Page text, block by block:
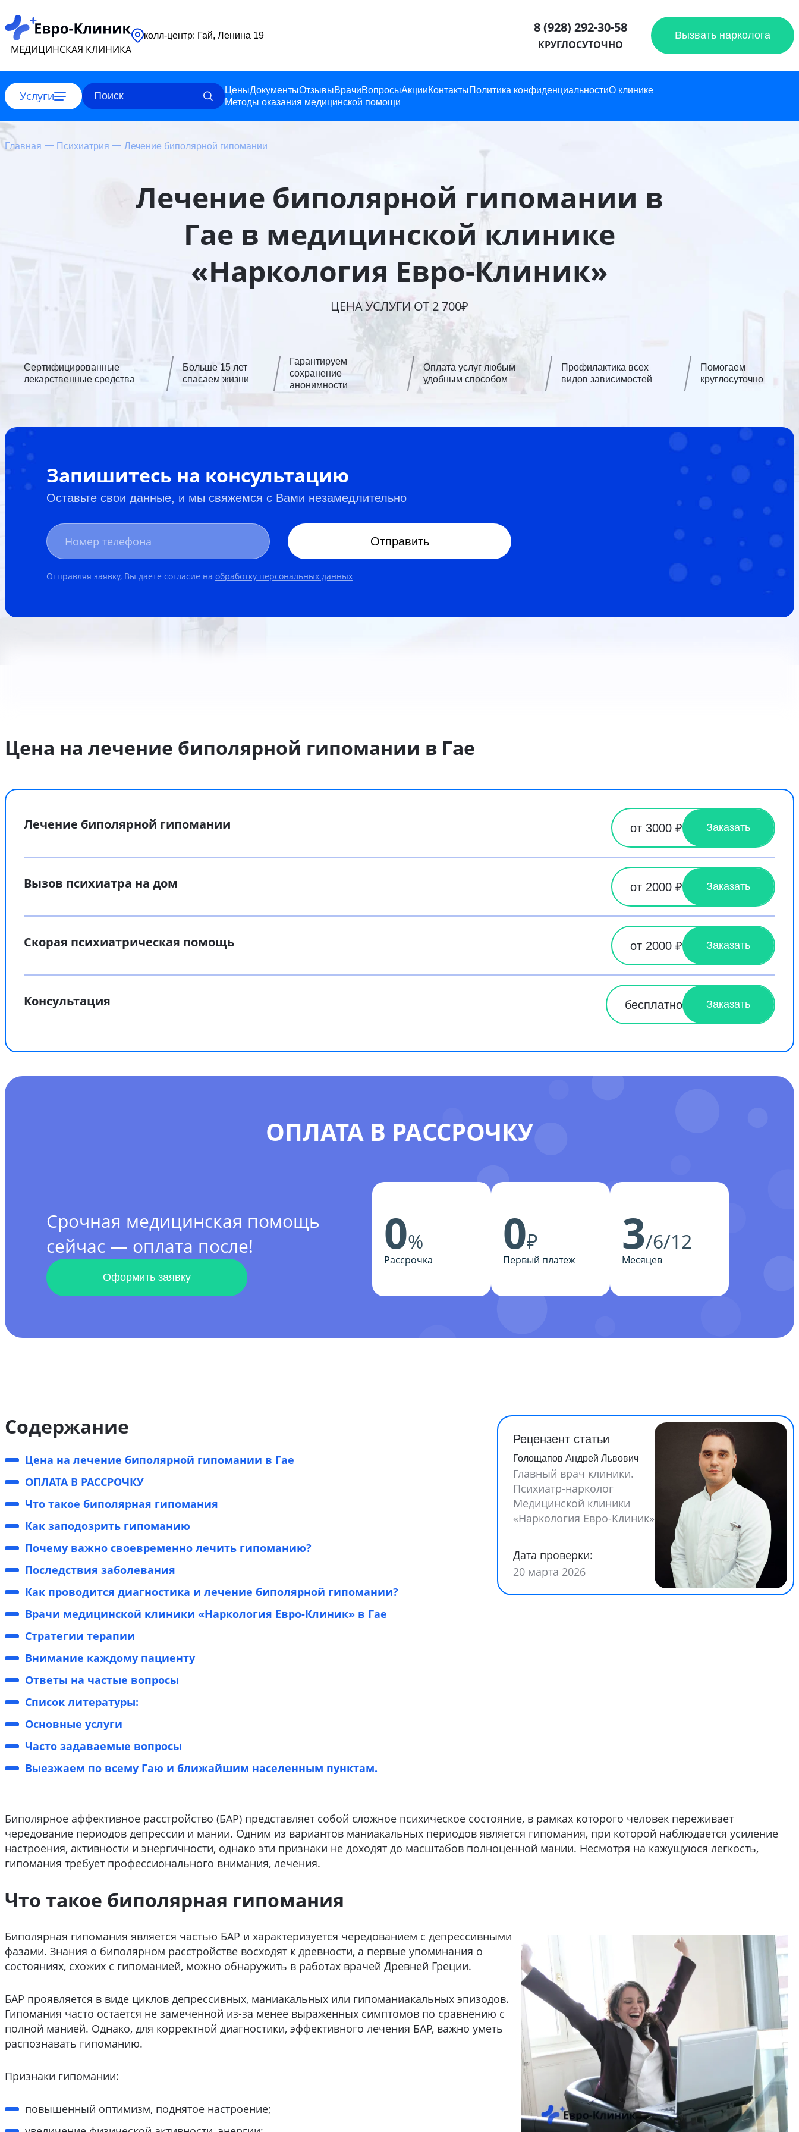
МЕДИЦИНСКАЯ КЛИНИКА
колл-центр: Гай, Ленина 19 8 (928) 292-30-58
КРУГЛОСУТОЧНО
Вызвать нарколога
Услуги ЦеныДокументыОтзывыВрачиВопросыАкцииКонтактыПолитика конфиденциальностиО клинике
Методы оказания медицинской помощи
Главная Психиатрия Лечение биполярной гипомании
Лечение биполярной гипомании в
Гае в медицинской клинике
«Наркология Евро-Клиник»
ЦЕНА УСЛУГИ ОТ 2 700₽
Сертифицированные
лекарственные средства
Больше 15 лет
спасаем жизни
Гарантируем
сохранение
анонимности
Оплата услуг любым
удобным способом
Профилактика всех
видов зависимостей
Помогаем
круглосуточно
Запишитесь на консультацию
Оставьте свои данные, и мы свяжемся с Вами незамедлительно
Отправить
Отправляя заявку, Вы даете согласие на обработку персональных данных
Цена на лечение биполярной гипомании в Гае
Лечение биполярной гипомании от 3000 ₽ Заказать
Вызов психиатра на дом от 2000 ₽ Заказать
Скорая психиатрическая помощь от 2000 ₽ Заказать
Консультация бесплатно Заказать
ОПЛАТА В РАССРОЧКУ
Срочная медицинская помощь
сейчас — оплата после!
0%
Рассрочка 0₽
Первый платеж 3/6/12
Месяцев
Оформить заявку
Рецензент статьи
Голощапов Андрей Львович
Главный врач клиники.
Психиатр-нарколог
Медицинской клиники
«Наркология Евро-Клиник»
Дата проверки:
20 марта 2026
Содержание
Цена на лечение биполярной гипомании в Гае
ОПЛАТА В РАССРОЧКУ
Что такое биполярная гипомания
Как заподозрить гипоманию
Почему важно своевременно лечить гипоманию?
Последствия заболевания
Как проводится диагностика и лечение биполярной гипомании?
Врачи медицинской клиники «Наркология Евро-Клиник» в Гае
Стратегии терапии
Внимание каждому пациенту
Ответы на частые вопросы
Список литературы:
Основные услуги
Часто задаваемые вопросы
Выезжаем по всему Гаю и ближайшим населенным пунктам.
Биполярное аффективное расстройство (БАР) представляет собой сложное психическое состояние, в рамках которого человек переживает
чередование периодов депрессии и мании. Одним из вариантов маниакальных периодов является гипомания, при которой наблюдается усиление
настроения, активности и энергичности, однако эти признаки не доходят до масштабов полноценной мании. Несмотря на кажущуюся легкость,
гипомания требует профессионального внимания, лечения.
Что такое биполярная гипомания
Биполярная гипомания является частью БАР и характеризуется чередованием с депрессивными
фазами. Знания о биполярном расстройстве восходят к древности, а первые упоминания о
состояниях, схожих с гипоманией, можно обнаружить в работах врачей Древней Греции.
БАР проявляется в виде циклов депрессивных, маниакальных или гипоманиакальных эпизодов.
Гипомания часто остается не замеченной из-за менее выраженных симптомов по сравнению с
полной манией. Однако, для корректной диагностики, эффективного лечения БАР, важно уметь
распознавать гипоманию.
Признаки гипомании:
повышенный оптимизм, поднятое настроение;